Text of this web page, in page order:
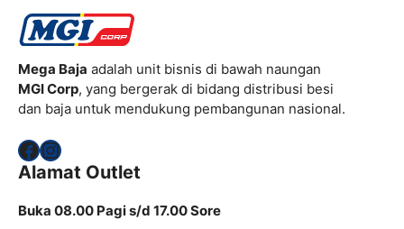
Mega Baja adalah unit bisnis di bawah naungan
MGI Corp, yang bergerak di bidang distribusi besi
dan baja untuk mendukung pembangunan nasional.
Facebook
Instagram
Alamat Outlet
Buka 08.00 Pagi s/d 17.00 Sore